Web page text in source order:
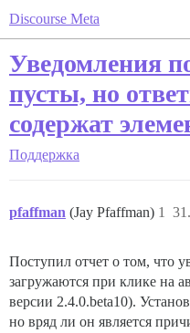
Discourse Meta
Уведомления
пусты, но
содержат
Поддержка
pfaffman (Jay Pfaffman) 1
Поступил отчет о том, что
загружаются при клике на
версии 2.4.0.beta10).
но вряд ли он является